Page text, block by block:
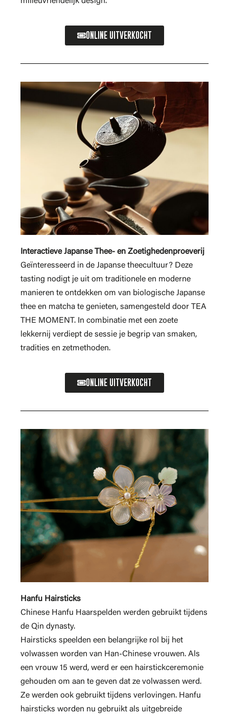
ONLINE UITVERKOCHT
Interactieve Japanse Thee- en Zoetighedenproeverij
Geïnteresseerd in de Japanse theecultuur? Deze
tasting nodigt je uit om traditionele en moderne
manieren te ontdekken om van biologische Japanse
thee en matcha te genieten, samengesteld door TEA
THE MOMENT. In combinatie met een zoete
lekkernij verdiept de sessie je begrip van smaken,
tradities en zetmethoden.
ONLINE UITVERKOCHT
Hanfu Hairsticks
Chinese Hanfu Haarspelden werden gebruikt tijdens
de Qin dynasty.
Hairsticks speelden een belangrijke rol bij het
volwassen worden van Han-Chinese vrouwen. Als
een vrouw 15 werd, werd er een hairstickceremonie
gehouden om aan te geven dat ze volwassen werd.
Ze werden ook gebruikt tijdens verlovingen. Hanfu
hairsticks worden nu gebruikt als uitgebreide